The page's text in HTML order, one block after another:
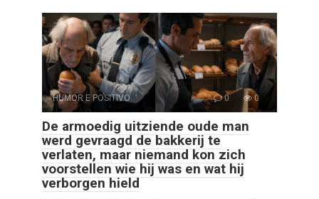
HUMOR E POSITIVO 0 0
De armoedig uitziende oude man
werd gevraagd de bakkerij te
verlaten, maar niemand kon zich
voorstellen wie hij was en wat hij
verborgen hield